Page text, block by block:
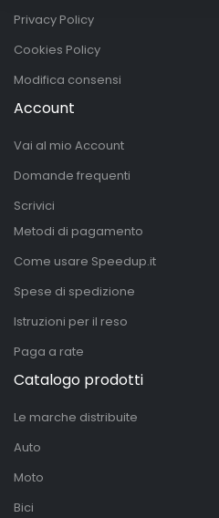
Privacy Policy
Cookies Policy
Modifica consensi
Account
Vai al mio Account
Domande frequenti
Scrivici
Metodi di pagamento
Come usare Speedup.it
Spese di spedizione
Istruzioni per il reso
Paga a rate
Catalogo prodotti
Le marche distribuite
Auto
Moto
Bici